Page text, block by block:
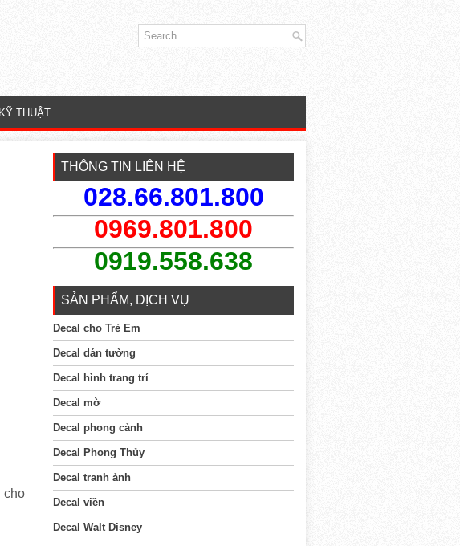
THUẬT
cho
THÔNG TIN LIÊN HỆ
028.66.801.800
0969.801.800
0919.558.638
SẢN PHẨM, DỊCH VỤ
Decal cho Trẻ Em
Decal dán tường
Decal hình trang trí
Decal mờ
Decal phong cảnh
Decal Phong Thủy
Decal tranh ảnh
Decal viền
Decal Walt Disney